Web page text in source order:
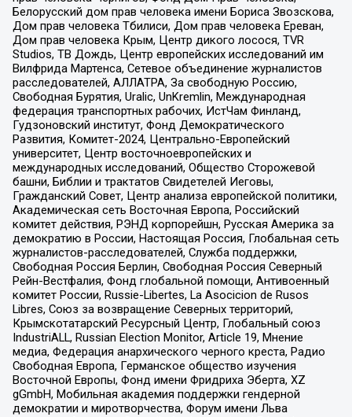
Белорусский дом прав человека имени Бориса Звозскова,
Дом прав человека Тбилиси, Дом прав человека Ереван,
Дом прав человека Крым, Центр дикого лосося, TVR
Studios, ТВ Дождь, Центр европейских исследований им
Вилфрида Мартенса, Сетевое объединение журналистов
расследователей, АЛЛАТРА, За свободную Россию,
Свободная Бурятия, Uralic, UnKremlin, Международная
федерация транспортных рабочих, ИстЧам Финланд,
Гудзоновский институт, Фонд Демократического
Развития, Комитет-2024, Центрально-Европейский
университет, Центр восточноевропейских и
международных исследований, Общество Сторожевой
башни, Библии и трактатов Свидетелей Иеговы,
Гражданский Совет, Центр анализа европейской политики,
Академическая сеть Восточная Европа, Российский
комитет действия, РЭНД корпорейшн, Русская Америка за
демократию в России, Настоящая Россия, Глобальная сеть
журналистов-расследователей, Служба поддержки,
Свободная Россия Берлин, Свободная Россия Северный
Рейн-Вестфалия, Фонд глобальной помощи, Антивоенный
комитет России, Russie-Libertes, La Asocicion de Rusos
Libres, Союз за возвращение Северных территорий,
Крымскотатарский Ресурсный Центр, Глобальный союз
IndustriALL, Russian Election Monitor, Article 19, Мнение
медиа, Федерация анархического черного креста, Радио
Свободная Европа, Германское общество изучения
Восточной Европы, Фонд имени Фридриха Эберта, XZ
gGmbH, Мобильная академия поддержки гендерной
демократии и миротворчества, Форум имени Льва